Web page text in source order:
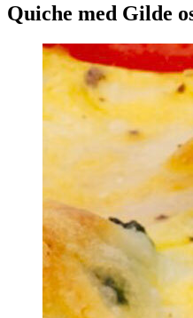
Quiche med Gilde